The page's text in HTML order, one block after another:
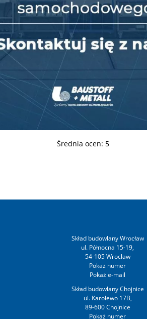
Średnia ocen: 5
Skład budowlany Wrocław
ul. Północna 15-19,
54-105 Wrocław
Skład budowlany Chojnice
ul. Karolewo 17B,
89-600 Chojnice